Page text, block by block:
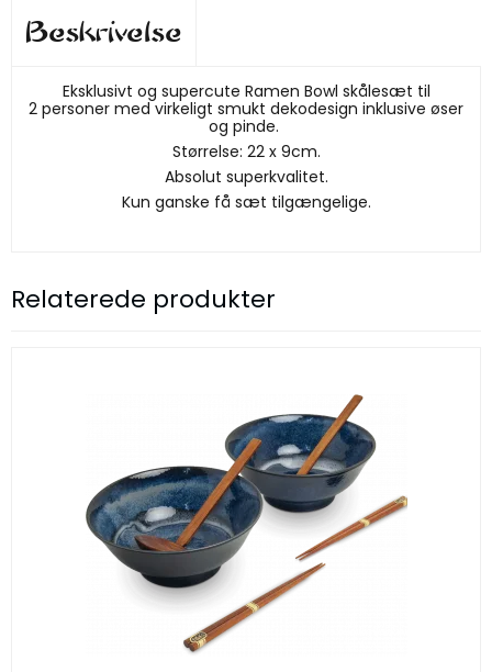
Beskrivelse
Eksklusivt og supercute Ramen Bowl skålesæt til
2 personer med virkeligt smukt dekodesign inklusive øser
og pinde.
Størrelse: 22 x 9cm.
Absolut superkvalitet.
Kun ganske få sæt tilgængelige.
Relaterede produkter